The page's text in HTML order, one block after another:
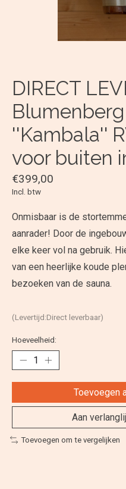
DIRECT
''Kambala''
voor buiten
€399,00
Incl. btw
Onmisbaar is de
aanrader! Door de
elke keer vol na gebruik.
van een heerlijke koude
bezoeken van de sauna.
(Levertijd:Direct leverbaar)
Hoeveelheid:
Toevoegen
Aan
Toevoegen om te vergelijken